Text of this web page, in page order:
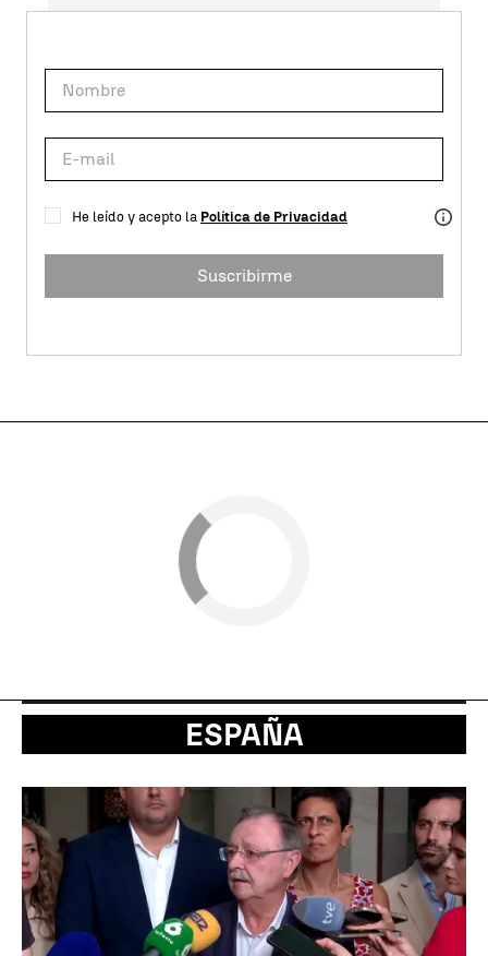
He leído y acepto la Política de Privacidad
Suscribirme
ESPAÑA